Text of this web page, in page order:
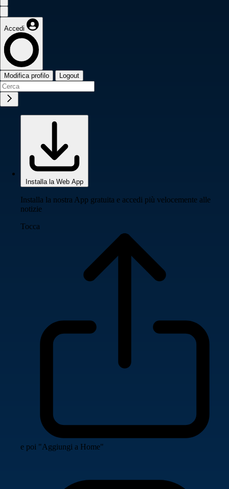
Accedi
Modifica profilo Logout
Installa la Web App
Installa la nostra App gratuita e accedi più velocemente alle
notizie
Tocca
e poi "Aggiungi a Home"